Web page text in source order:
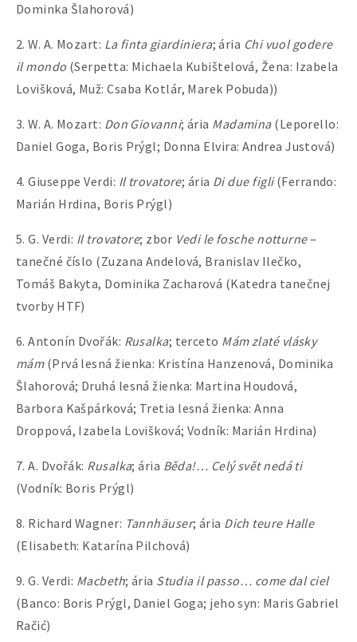
Dominka Šlahorová)
2. W. A. Mozart: La finta giardiniera; ária Chi vuol godere
il mondo (Serpetta: Michaela Kubištelová, Žena: Izabela
Lovišková, Muž: Csaba Kotlár, Marek Pobuda))
3. W. A. Mozart: Don Giovanni; ária Madamina(Leporello:
Daniel Goga, Boris Prýgl; Donna Elvira: Andrea Justová)
4. Giuseppe Verdi: Il trovatore; ária Di due figli(Ferrando:
Marián Hrdina, Boris Prýgl)
5. G. Verdi: Il trovatore; zbor Vedi le fosche notturne–
tanečné číslo (Zuzana Andelová, Branislav Ilečko,
Tomáš Bakyta, Dominika Zacharová (Katedra tanečnej
tvorby HTF)
6. Antonín Dvořák: Rusalka; terceto Mám zlaté vlásky
mám(Prvá lesná žienka: Kristína Hanzenová, Dominika
Šlahorová; Druhá lesná žienka: Martina Houdová,
Barbora Kašpárková; Tretia lesná žienka: Anna
Droppová, Izabela Lovišková; Vodník: Marián Hrdina)
7. A. Dvořák: Rusalka; ária Běda!… Celý svět nedá ti
(Vodník: Boris Prýgl)
8. Richard Wagner: Tannhäuser; ária Dich teure Halle
(Elisabeth: Katarína Pilchová)
9. G. Verdi: Macbeth; ária Studia il passo… come dal ciel
(Banco: Boris Prýgl, Daniel Goga; jeho syn: Maris Gabriel
Račić)